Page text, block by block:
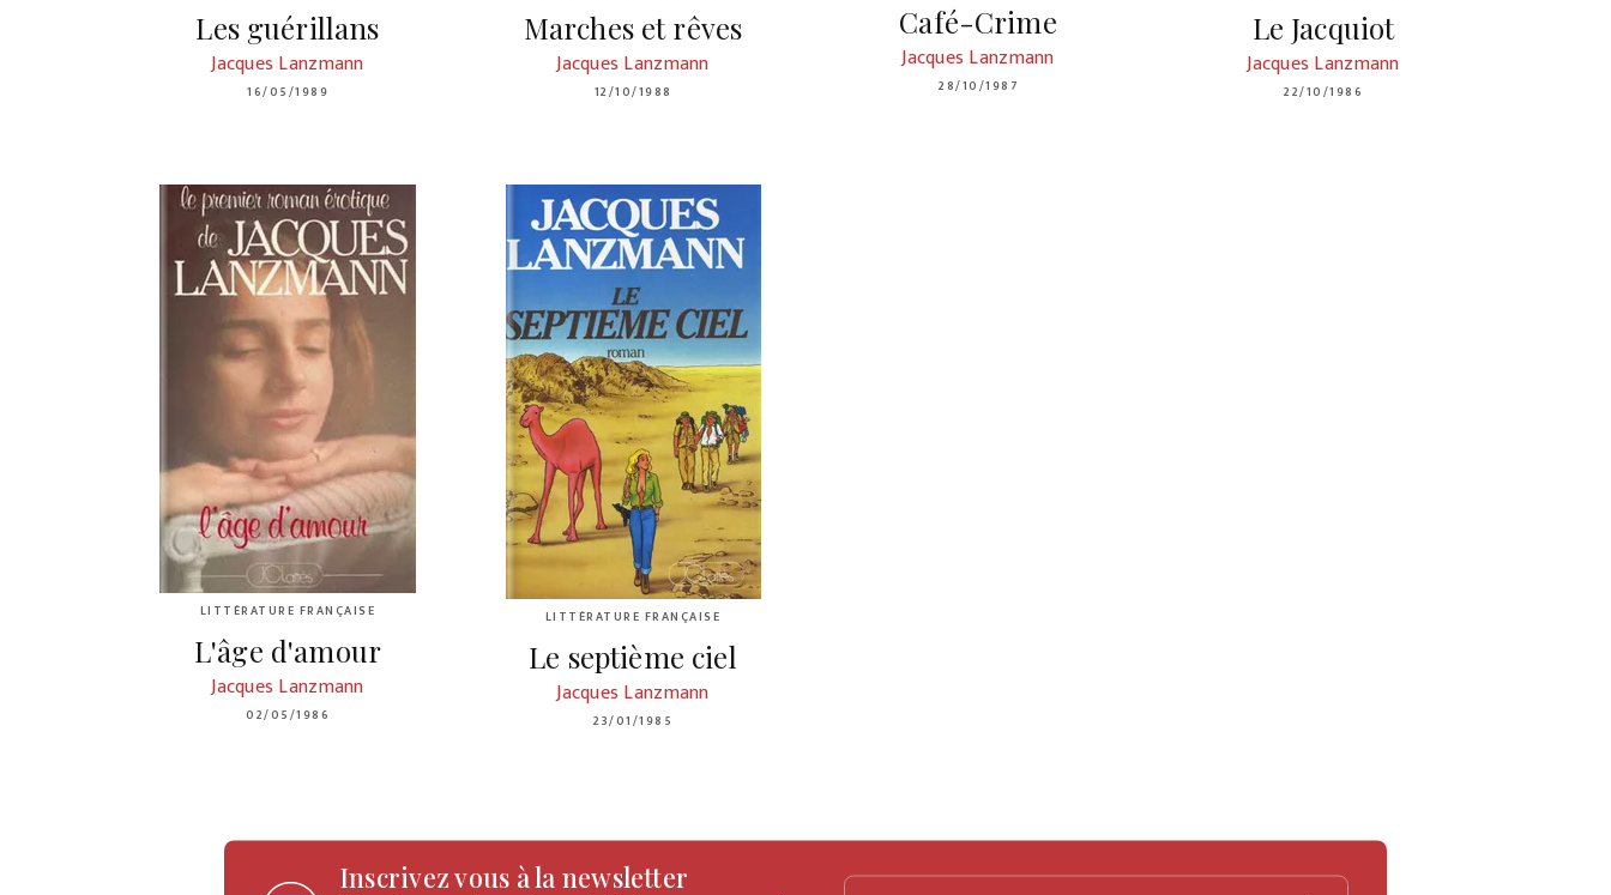
Les guérillans
Jacques Lanzmann
16/05/1989
Marches et rêves
Jacques Lanzmann
12/10/1988
Café-Crime
Jacques Lanzmann
28/10/1987
Le Jacquiot
Jacques Lanzmann
22/10/1986
LITTÉRATURE FRANÇAISE
L'âge d'amour
Jacques Lanzmann
02/05/1986
LITTÉRATURE FRANÇAISE
Le septième ciel
Jacques Lanzmann
23/01/1985
Inscrivez vous à la newsletter